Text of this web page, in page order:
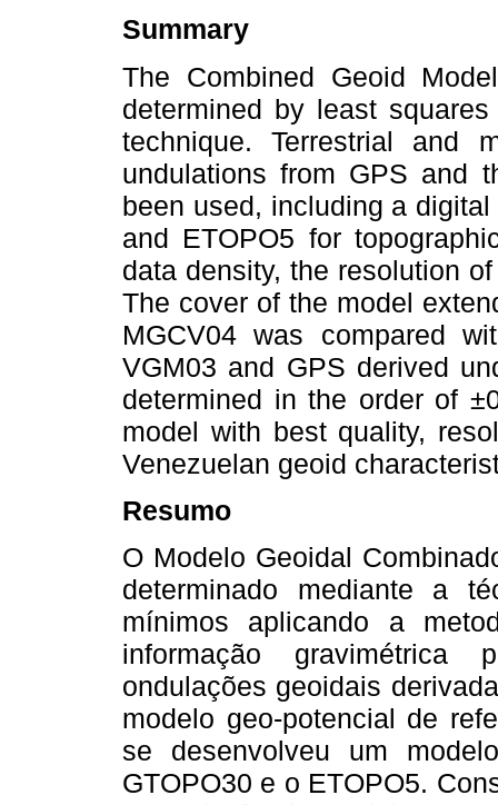
Summary
The Combined Geoid
determined by least
technique. Terrestrial and
undulations from GPS and
been used, including a
and ETOPO5 for
data density, the resolution
The cover of the model
MGCV04 was compared
VGM03 and GPS derived
determined in the order of
model with best quality,
Venezuelan geoid
Resumo
O Modelo Geoidal
determinado mediante a
mínimos aplicando a
informação gravimétrica
ondulações geoidais
modelo geo-potencial de
se desenvolveu um
GTOPO30 e o ETOPO5.